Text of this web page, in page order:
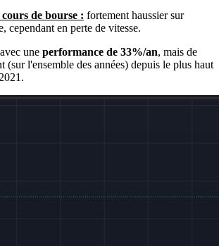
de bourse : fortement haussier sur
cependant en perte de vitesse.
une performance de 33%/an, mais de
(sur l'ensemble des années) depuis le plus haut